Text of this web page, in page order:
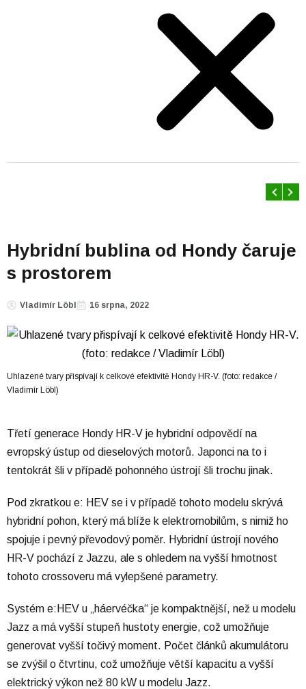
Hybridní bublina od Hondy čaruje
s prostorem
Vladimír Löbl 16 srpna, 2022
Uhlazené tvary přispívají k celkové efektivitě Hondy HR-V. (foto: redakce /
Vladimír Löbl)
Třetí generace Hondy HR-V je hybridní odpovědí na
evropský ústup od dieselových motorů. Japonci na to i
tentokrát šli v případě pohonného ústrojí šli trochu jinak.
Pod zkratkou e: HEV se i v případě tohoto modelu skrývá
hybridní pohon, který má blíže k elektromobilům, s nimiž ho
spojuje i pevný převodový poměr. Hybridní ústrojí nového
HR-V pochází z Jazzu, ale s ohledem na vyšší hmotnost
tohoto crossoveru má vylepšené parametry.
Systém e:HEV u „háervéčka“ je kompaktnější, než u modelu
Jazz a má vyšší stupeň hustoty energie, což umožňuje
generovat vyšší točivý moment. Počet článků akumulátoru
se zvýšil o čtvrtinu, což umožňuje větší kapacitu a vyšší
elektrický výkon než 80 kW u modelu Jazz.